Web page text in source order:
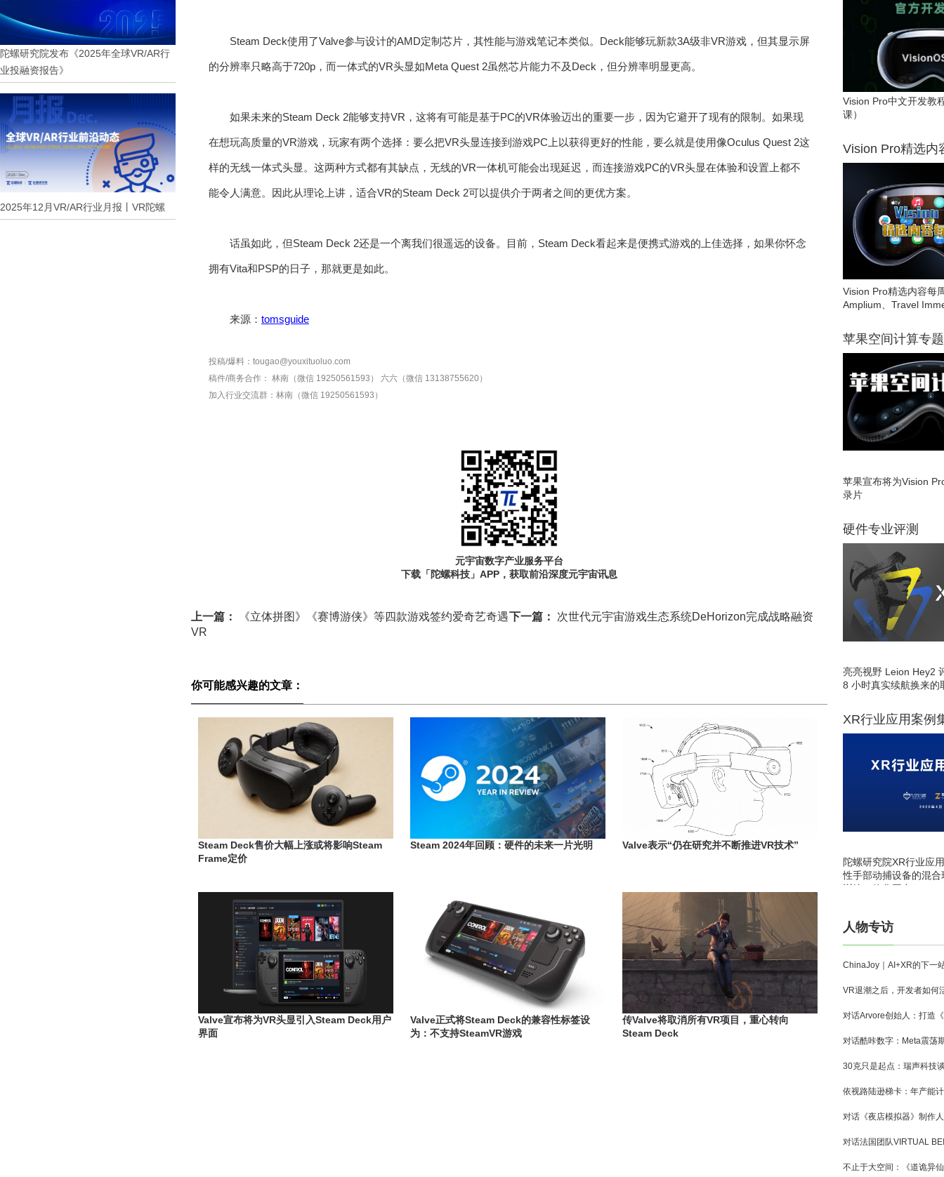
陀螺研究院发布《2025年全球VR/AR行
业投融资报告》
2025年12月VR/AR行业月报丨VR陀螺
Steam Deck使用了Valve参与设计的AMD定制芯片，其性能与游戏笔记本类似。Deck能够玩新款3A级非VR游戏，但其显示屏
的分辨率只略高于720p，而一体式的VR头显如Meta Quest 2虽然芯片能力不及Deck，但分辨率明显更高。
如果未来的Steam Deck 2能够支持VR，这将有可能是基于PC的VR体验迈出的重要一步，因为它避开了现有的限制。如果现
在想玩高质量的VR游戏，玩家有两个选择：要么把VR头显连接到游戏PC上以获得更好的性能，要么就是使用像Oculus Quest 2这
样的无线一体式头显。这两种方式都有其缺点，无线的VR一体机可能会出现延迟，而连接游戏PC的VR头显在体验和设置上都不
能令人满意。因此从理论上讲，适合VR的Steam Deck 2可以提供介于两者之间的更优方案。
话虽如此，但Steam Deck 2还是一个离我们很遥远的设备。目前，Steam Deck看起来是便携式游戏的上佳选择，如果你怀念
拥有Vita和PSP的日子，那就更是如此。
来源： tomsguide
投稿/爆料：tougao@youxituoluo.com
稿件/商务合作： 林南（微信 19250561593）
六六（微信 13138755620）
加入行业交流群： 林南（微信 19250561593）
元宇宙数字产业服务平台
下载「陀螺科技」APP，获取前沿深度元宇宙讯息
上一篇：
《立体拼图》《赛博游侠》等四款游戏签约爱奇艺奇遇
VR
下一篇： 次世代元宇宙游戏生态系统DeHorizon完成战略融资
你可能感兴趣的文章：
Steam Deck售价大幅上涨或将影响Steam
Frame定价
Steam 2024年回顾：硬件的未来一片光明 Valve表示“仍在研究并不断推进VR技术”
Valve宣布将为VR头显引入Steam Deck用户
界面
Valve正式将Steam Deck的兼容性标签设
为：不支持SteamVR游戏
传Valve将取消所有VR项目，重心转向
Steam Deck
Vision Pro中文开发教
课）
Vision Pro精选内
Vision Pro精选内容每
Amplium、Travel
苹果空间计算专题
苹果宣布将为Vision
录片
硬件专业评测
亮亮视野 Leion Hey2
8 小时真实续航换来的
XR行业应用案例
陀螺研究院XR行业应
性手部动捕设备的混
训练一体化平台
人物专访